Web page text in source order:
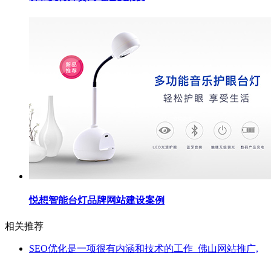
悦想智能台灯品牌网站建设案例
相关推荐
SEO优化是一项很有内涵和技术的工作_佛山网站推广,